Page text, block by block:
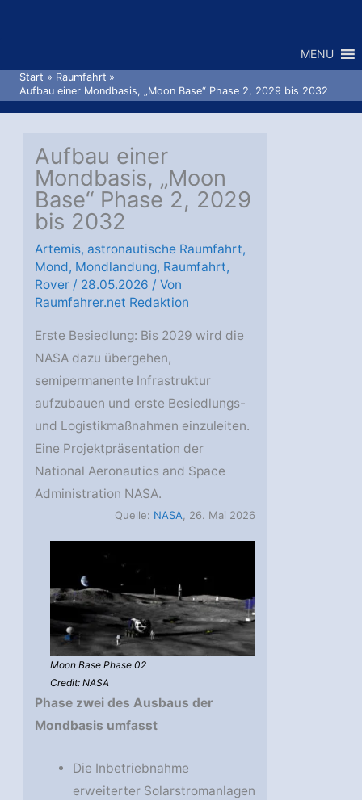
MENU
Start
Raumfahrt
Aufbau einer Mondbasis, „Moon Base“ Phase 2, 2029 bis 2032
Aufbau einer
Mondbasis, „Moon
Base“ Phase 2, 2029
bis 2032
Artemis,astronautische Raumfahrt,
Mond, Mondlandung, Raumfahrt,
Rover / 28.05.2026 / Von
Raumfahrer.net Redaktion
Erste Besiedlung: Bis 2029 wird die
NASA dazu übergehen,
semipermanente Infrastruktur
aufzubauen und erste Besiedlungs-
und Logistikmaßnahmen einzuleiten.
Eine Projektpräsentation der
National Aeronautics and Space
Administration NASA.
Quelle: NASA , 26. Mai 2026
Moon Base Phase 02
Credit:NASA
Phase zwei des Ausbaus der
Mondbasis umfasst
Die Inbetriebnahme
erweiterter Solarstromanlagen